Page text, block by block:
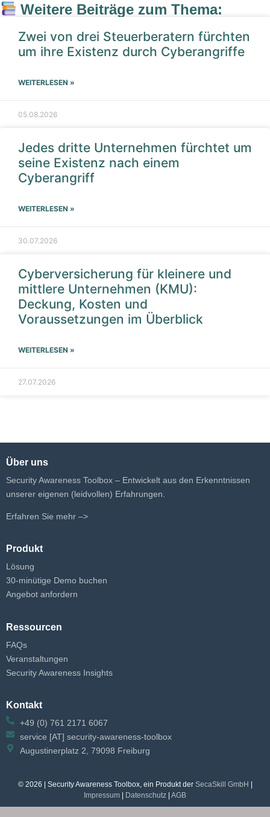
Weitere Beiträge zum Thema:
Zwei von drei Steuerberatern fürchten
um ihre Existenz durch Cyberangriffe
WEITERLESEN »
05.08.2026
Jedes dritte Unternehmen fürchtet um
seine Existenz nach einem
Cyberangriff
WEITERLESEN »
30.07.2026
Cyberversicherung für kleinere und
mittlere Unternehmen (KMU):
Deckung, Kosten und
Voraussetzungen im Überblick
WEITERLESEN »
27.07.2026
Über uns
Security Awareness Toolbox – Entwickelt aus den Erkenntnissen
unserer eigenen (leidvollen) Erfahrungen.
Erfahren Sie mehr –>
Produkt
Lösung
30-minütige Demo buchen
Angebot anfordern
Ressourcen
FAQs
Veranstaltungen
Security Awareness Insights
Kontakt
+49 (0) 761 2171 6067
service [AT] security-awareness-toolbox
Augustinerplatz 2, 79098 Freiburg
© 2026 | Security Awareness Toolbox, ein Produkt der SecaSkill GmbH
Impressum
Datenschutz AGB